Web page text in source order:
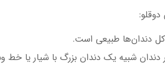
دوقلو:
دندان‌ها طبیعی است.
دندان شبیه یک دندان بزرگ با شیار یا